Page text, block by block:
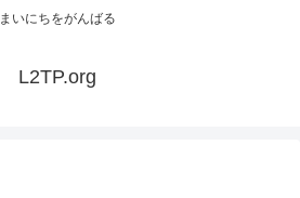
まいにちをがんばる
L2TP.org